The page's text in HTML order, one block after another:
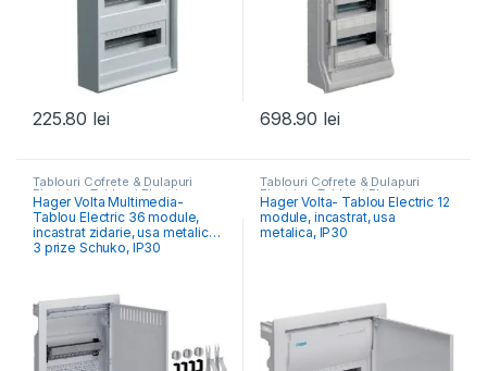
225.80 lei 698.90 lei
Tablouri Cofrete & Dulapuri
Electrice ,Tablouri Electrice
Hibrid & Multimedia
Hager Volta Multimedia-
Tablou Electric 36 module,
incastrat zidarie, usa metalica,
3 prize Schuko, IP30
Tablouri Cofrete & Dulapuri
Electrice ,Tablouri Electrice
Rezidențiale Încastrate
Hager Volta- Tablou Electric 12
module, incastrat, usa
metalica, IP30